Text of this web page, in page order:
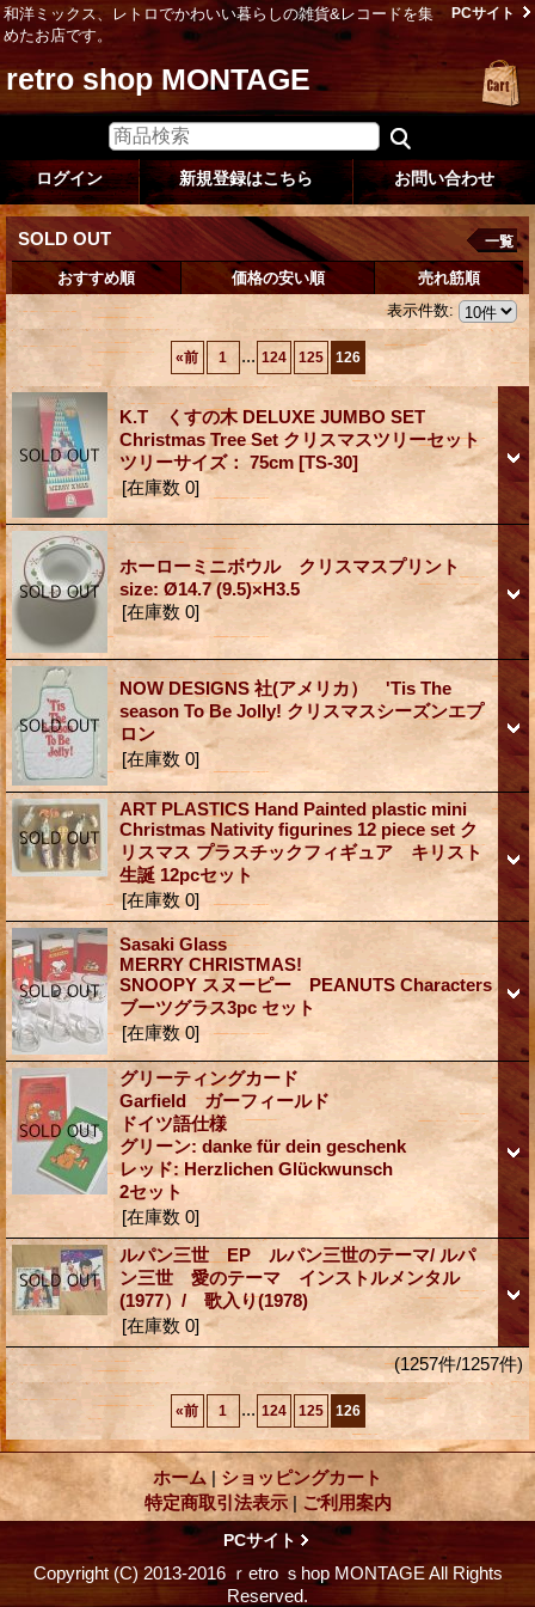
和洋ミックス、レトロでかわいい暮らしの雑貨&レコードを集
めたお店です。
PCサイト
retro shop MONTAGE
ログイン 新規登録はこちら お問い合わせ
SOLD OUT 一覧
おすすめ順 価格の安い順
売れ筋順
表示件数:
«前 1 ... 124 125 126
K.T くすの木 DELUXE JUMBO SET
Christmas Tree Set クリスマスツリーセット
ツリーサイズ： 75cm [TS-30]
[在庫数 0]
ホーローミニボウル クリスマスプリント
size: Ø14.7 (9.5)×H3.5
[在庫数 0]
NOW DESIGNS 社(アメリカ） 'Tis The
season To Be Jolly! クリスマスシーズンエプ
ロン
[在庫数 0]
ART PLASTICS Hand Painted plastic mini
Christmas Nativity figurines 12 piece set ク
リスマス プラスチックフィギュア キリスト
生誕 12pcセット
[在庫数 0]
Sasaki Glass
MERRY CHRISTMAS!
SNOOPY スヌーピー PEANUTS Characters
ブーツグラス3pc セット
[在庫数 0]
グリーティングカード
Garfield ガーフィールド
ドイツ語仕様
グリーン: danke für dein geschenk
レッド: Herzlichen Glückwunsch
2セット
[在庫数 0]
ルパン三世 EP ルパン三世のテーマ/ ルパ
ン三世 愛のテーマ インストルメンタル
(1977）/ 歌入り(1978)
[在庫数 0]
(1257件/1257件)
«前 1 ... 124 125 126
ホーム | ショッピングカート
特定商取引法表示 | ご利用案内
PCサイト
Copyright (C) 2013-2016 ｒetro ｓhop MONTAGE All Rights
Reserved.